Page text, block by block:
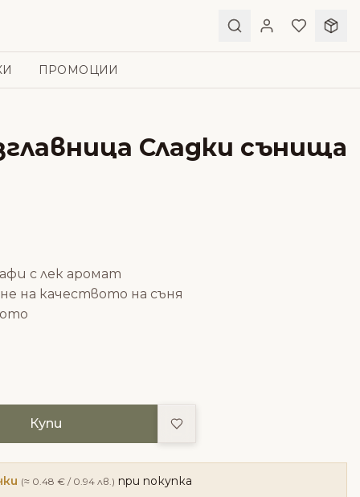
ПРОМОЦИИ
Сладки сънищa
с лек аромат
на качеството на съня
Купи Добави в любими
(≈ 0.48 € / 0.94 лв.) при покупка